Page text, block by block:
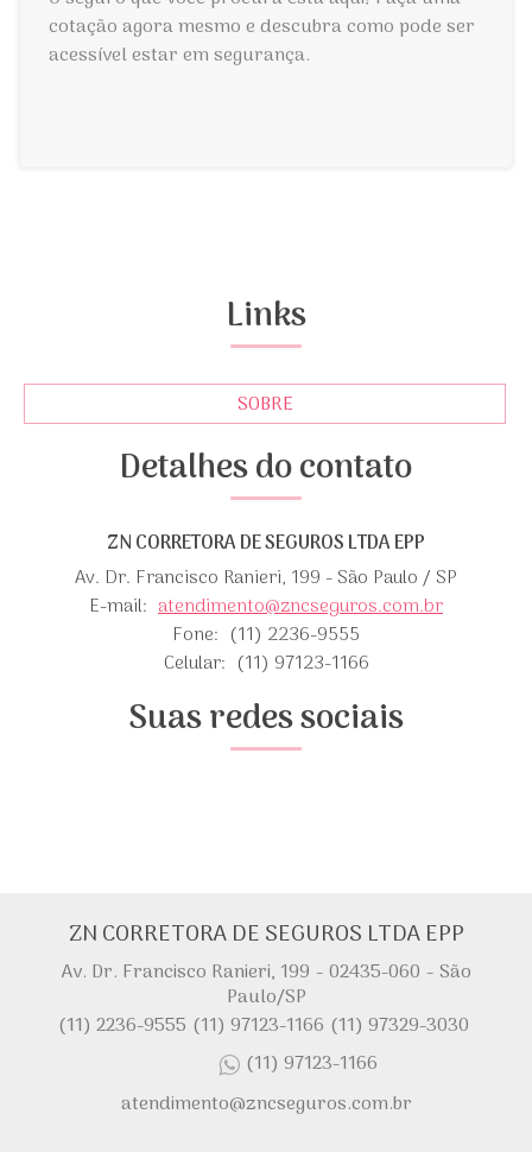
cotação agora mesmo e descubra como pode ser
acessível estar em segurança.
Links
SOBRE
Detalhes do contato
ZN CORRETORA DE SEGUROS LTDA EPP
Av. Dr. Francisco Ranieri, 199 - São Paulo / SP
E-mail: atendimento@zncseguros.com.br
Fone: (11) 2236-9555
Celular: (11) 97123-1166
Suas redes sociais
ZN CORRETORA DE SEGUROS LTDA EPP
Av. Dr. Francisco Ranieri, 199 - 02435-060 - São
Paulo/SP
(11) 2236-9555 (11) 97123-1166 (11) 97329-3030
(11) 97123-1166
atendimento@zncseguros.com.br